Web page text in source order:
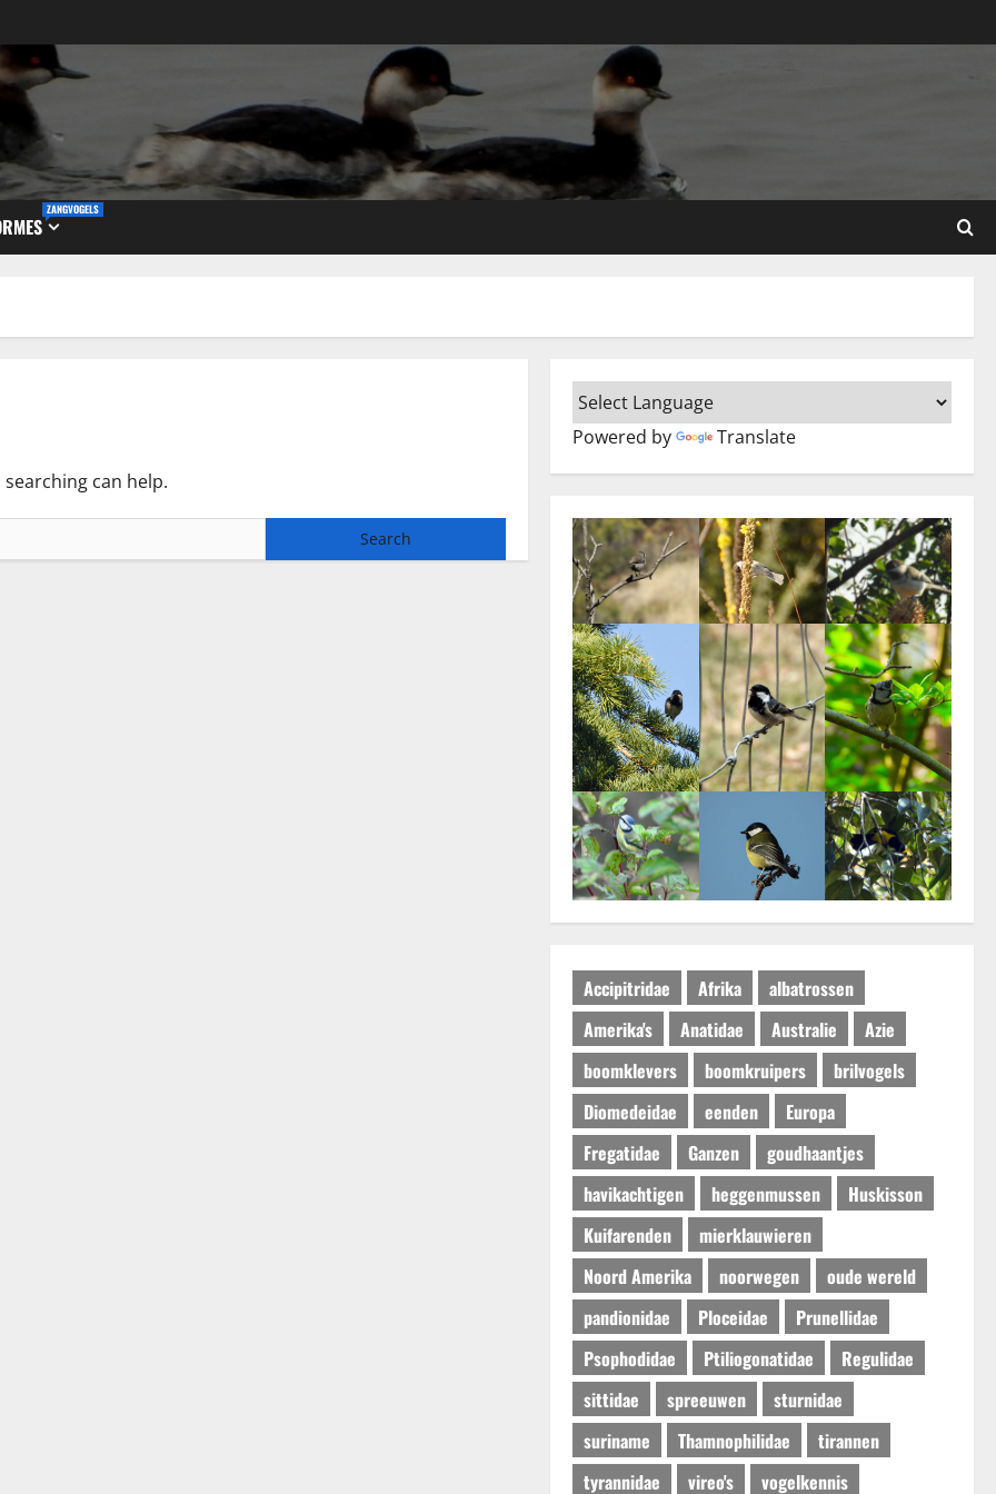
ZANGVOGELS
searching can help.
Powered by Translate
Accipitridae Afrika
albatrossen
Amerika's
Anatidae Australie
Azie
boomklevers
boomkruipers
brilvogels
Diomedeidae
eenden
Europa
Fregatidae
Ganzen
goudhaantjes
havikachtigen
heggenmussen
Huskisson
Kuifarenden
mierklauwieren
Noord Amerika
noorwegen
oude wereld
pandionidae
Ploceidae
Prunellidae
Psophodidae
Ptiliogonatidae
Regulidae
sittidae
spreeuwen
sturnidae
suriname
Thamnophilidae
tirannen
tyrannidae
vireo's vogelkennis